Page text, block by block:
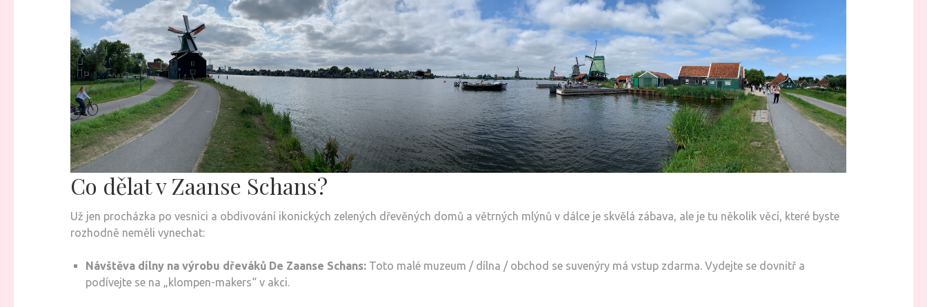
Co dělat v Zaanse Schans?
Už jen procházka po vesnici a obdivování ikonických zelených dřevěných domů a větrných mlýnů v dálce je skvělá zábava, ale je tu několik věcí, které byste
rozhodně neměli vynechat:
Návštěva dílny na výrobu dřeváků De Zaanse Schans: Toto malé muzeum / dílna / obchod se suvenýry má vstup zdarma. Vydejte se dovnitř a
podívejte se na „klompen-makers“ v akci.